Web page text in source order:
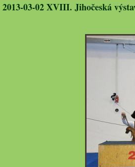
2013-03-02 XVIII. Jihočeská